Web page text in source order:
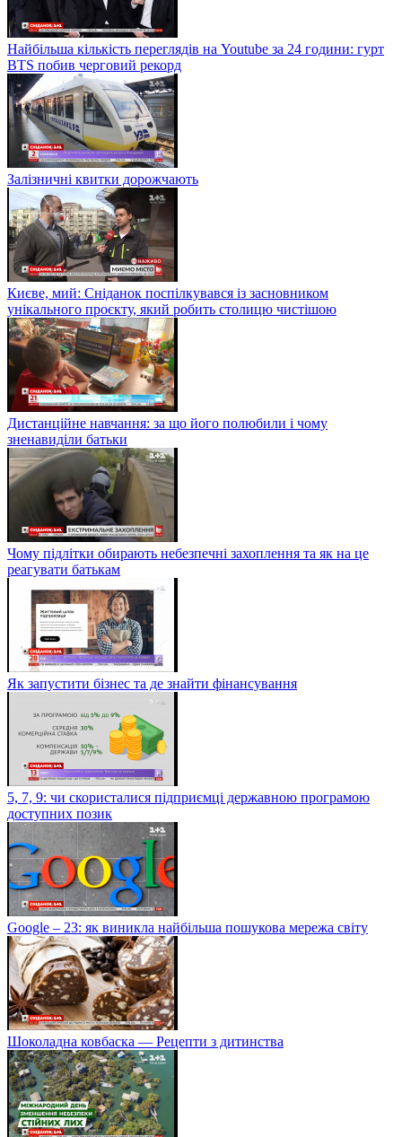
Найбільша кількість переглядів на Youtube за 24 години: гурт
BTS побив черговий рекорд
Залізничні квитки дорожчають
Києве, мий: Сніданок поспілкувався із засновником
унікального проєкту, який робить столицю чистішою
Дистанційне навчання: за що його полюбили і чому
зненавиділи батьки
Чому підлітки обирають небезпечні захоплення та як на це
реагувати батькам
Як запустити бізнес та де знайти фінансування
5, 7, 9: чи скористалися підприємці державною програмою
доступних позик
Google – 23: як виникла найбільша пошукова мережа світу
Шоколадна ковбаска — Рецепти з дитинства